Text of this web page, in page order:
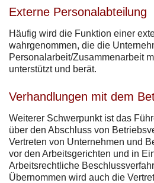
Externe Personalabteilung
Häufig wird die Funktion einer
wahrgenommen, die die
Personalarbeit/Zusammenarbeit
unterstützt und berät.
Verhandlungen mit dem
Weiterer Schwerpunkt ist das
über den Abschluss von
Vertreten von Unternehmen und
vor den Arbeitsgerichten und in
Arbeitsrechtliche
Übernommen wird auch die